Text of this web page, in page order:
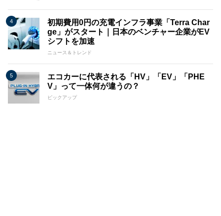
初期費用0円の充電インフラ事業「Terra Char
ge」がスタート｜日本のベンチャー企業がEV
シフトを加速
ニュース＆トレンド
エコカーに代表される「HV」「EV」「PHE
V」って一体何が違うの？
ピックアップ